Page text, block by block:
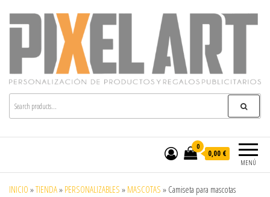
Pixelart
Especialistas en textil publicitario y regalos
personalizados en móstoles
MENÚ
0
0,00 €
INICIO »TIENDA» PERSONALIZABLES » MASCOTAS » Camiseta para mascotas